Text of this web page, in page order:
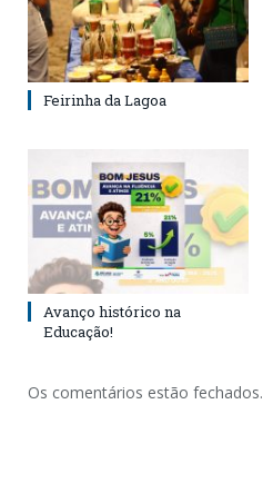
Feirinha da Lagoa
Avanço histórico na
Educação!
Os comentários estão fechados.